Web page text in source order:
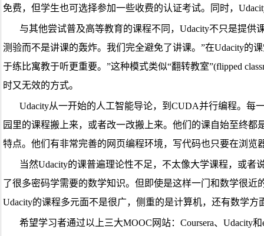
免费，但学生也可选择参加一些收费的认证考试。同时，
与其他尝试普及高等教育的课程不同，Udacity不只是提供
测验而不是讲课的轰炸。我们完全避免了讲课。”在Udacity的
于练比寓教于听更重要。”这种模式类似“翻转教室”(flipped
时又无效的方式。
Udacity从一开始的人工智能导论，到CUDA并行编程。每
园里的课程搬上来，或者改一改搬上来。他们的课自始至终
特点。他们有非常完善的网页编程环境，写代码也只要在浏览
当然Udacity的课普遍理论性不足，不太像大学课程，或
了很多密码学需要的数学知识。但即使是这样一门和数学很
Udacity的课程多元面不是很广，侧重的是计算机，还有数学方
希望学习者通过以上三大MOOC网站：Coursera、